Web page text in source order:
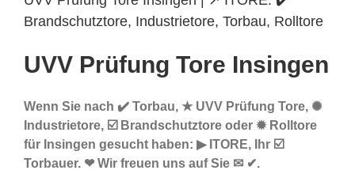
Brandschutztore, Industrietore, Torbau, Rolltore
UVV Prüfung Tore Insingen
Wenn Sie nach ✔️ Torbau, ★ UVV Prüfung Tore, ✺
Industrietore, ☑️ Brandschutztore oder ✹ Rolltore
für Insingen gesucht haben: ▶︎ ITORE, Ihr ☑️
Torbauer. ❤ Wir freuen uns auf Sie ✉ ✔.